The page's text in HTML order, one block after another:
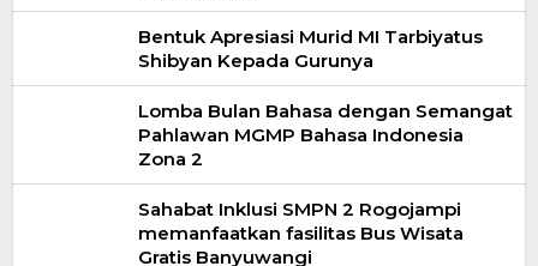
Bentuk Apresiasi Murid MI Tarbiyatus
Shibyan Kepada Gurunya
Lomba Bulan Bahasa dengan Semangat
Pahlawan MGMP Bahasa Indonesia
Zona 2
Sahabat Inklusi SMPN 2 Rogojampi
memanfaatkan fasilitas Bus Wisata
Gratis Banyuwangi